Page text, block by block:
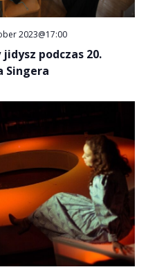
2023@17:00
podczas 20.
Singera